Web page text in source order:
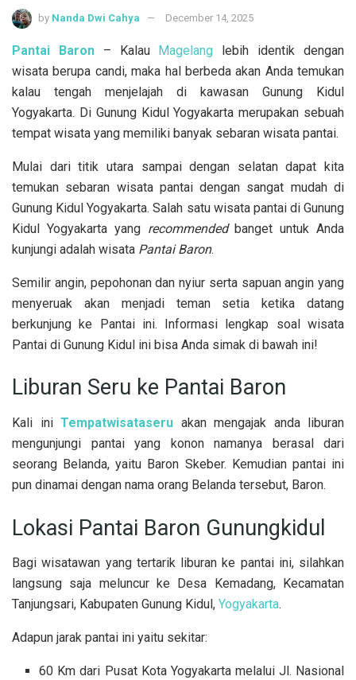
by Nanda Dwi Cahya December 14, 2025
Pantai Baron – Kalau Magelang lebih identik dengan
wisata berupa candi, maka hal berbeda akan Anda temukan
kalau tengah menjelajah di kawasan Gunung Kidul
Yogyakarta. Di Gunung Kidul Yogyakarta merupakan sebuah
tempat wisata yang memiliki banyak sebaran wisata pantai.
Mulai dari titik utara sampai dengan selatan dapat kita
temukan sebaran wisata pantai dengan sangat mudah di
Gunung Kidul Yogyakarta. Salah satu wisata pantai di Gunung
Kidul Yogyakarta yang recommendedbanget untuk Anda
kunjungi adalah wisata Pantai Baron.
Semilir angin, pepohonan dan nyiur serta sapuan angin yang
menyeruak akan menjadi teman setia ketika datang
berkunjung ke Pantai ini. Informasi lengkap soal wisata
Pantai di Gunung Kidul ini bisa Anda simak di bawah ini!
Liburan Seru ke Pantai Baron
Kali ini Tempatwisataseru akan mengajak anda liburan
mengunjungi pantai yang konon namanya berasal dari
seorang Belanda, yaitu Baron Skeber. Kemudian pantai ini
pun dinamai dengan nama orang Belanda tersebut, Baron.
Lokasi Pantai Baron Gunungkidul
Bagi wisatawan yang tertarik liburan ke pantai ini, silahkan
langsung saja meluncur ke Desa Kemadang, Kecamatan
Tanjungsari, Kabupaten Gunung Kidul, Yogyakarta.
Adapun jarak pantai ini yaitu sekitar:
60 Km dari Pusat Kota Yogyakarta melalui Jl. Nasional